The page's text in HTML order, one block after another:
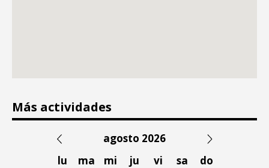
Más actividades
agosto 2026
lu
ma mi ju vi sa do